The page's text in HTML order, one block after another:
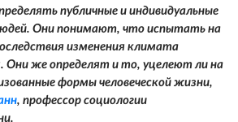
публичные и индивидуальные
Они понимают, что испытать на
изменения климата
Они же определят и то, уцелеют ли на
формы человеческой жизни,
, профессор социологии